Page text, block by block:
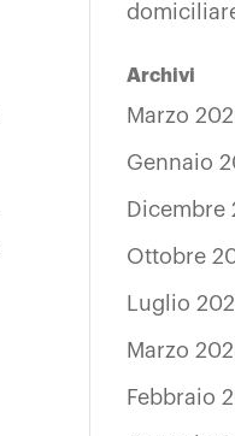
Archivi
Marzo
Gennaio
Dicembre
Ottobre
Luglio
Marzo
Febbraio